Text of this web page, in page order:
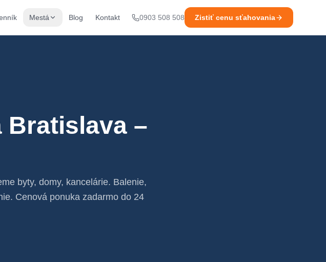
Mestá Blog Kontakt 0903 508 508 Zistiť cenu sťahovania
–
byty, domy, kancelárie. Balenie,
Cenová ponuka zadarmo do 24